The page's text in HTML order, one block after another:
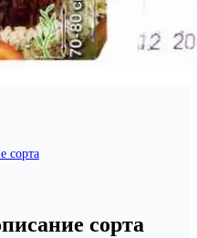
сорта
сорта